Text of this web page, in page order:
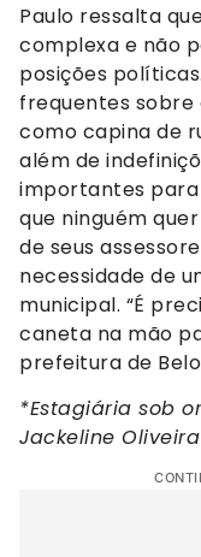
Paulo ressalta
complexa e não
posições
frequentes sobre
como capina de
além de
importantes para
que ninguém
de seus
necessidade de
municipal. “É
caneta na mão
prefeitura de
*Estagiária sob
Jackeline Oliveira